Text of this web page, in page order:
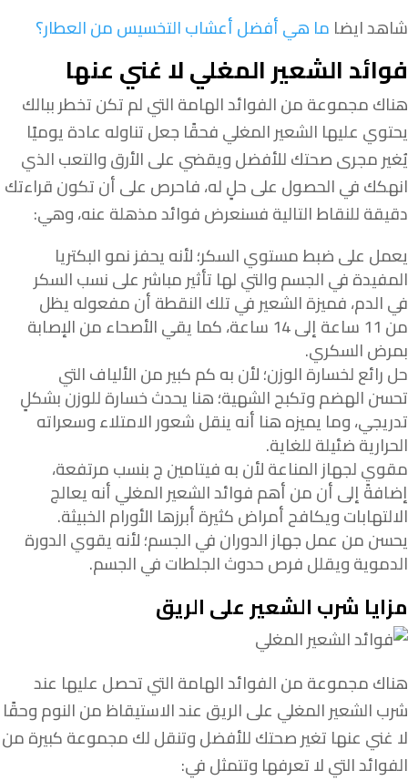
شاهد ايضا ما هي أفضل أعشاب التخسيس من العطار؟
فوائد الشعير المغلي لا غني عنها
هناك مجموعة من الفوائد الهامة التي لم تكن تخطر ببالك
يحتوي عليها الشعير المغلي فحقًا جعل تناوله عادة يوميًا
يُغير مجرى صحتك للأفضل ويقضي على الأرق والتعب الذي
انهكك في الحصول على حلٍ له، فاحرص على أن تكون قراءتك
دقيقة للنقاط التالية فسنعرض فوائد مذهلة عنه، وهي:
يعمل على ضبط مستوي السكر؛ لأنه يحفز نمو البكتريا
المفيدة في الجسم والتي لها تأثير مباشر على نسب السكر
في الدم، فميزة الشعير في تلك النقطة أن مفعوله يظل
من 11 ساعة إلى 14 ساعة، كما يقي الأصحاء من الإصابة
بمرض السكري.
حل رائع لخسارة الوزن؛ لأن به كم كبير من الألياف التي
تحسن الهضم وتكبح الشهية؛ هنا يحدث خسارة للوزن بشكلٍ
تدريجي، وما يميزه هنا أنه ينقل شعور الامتلاء وسعراته
الحرارية ضئيلة للغاية.
مقوي لجهاز المناعة لأن به فيتامين ج بنسب مرتفعة،
إضافةً إلى أن من أهم فوائد الشعير المغلي أنه يعالج
الالتهابات ويكافح أمراض كثيرة أبرزها الأورام الخبيثة.
يحسن من عمل جهاز الدوران في الجسم؛ لأنه يقوي الدورة
الدموية ويقلل فرص حدوث الجلطات في الجسم.
مزايا شرب الشعير على الريق
هناك مجموعة من الفوائد الهامة التي تحصل عليها عند
شرب الشعير المغلي على الريق عند الاستيقاظ من النوم وحقًا
لا غني عنها تغير صحتك للأفضل وتنقل لك مجموعة كبيرة من
الفوائد التي لا تعرفها وتتمثل في: